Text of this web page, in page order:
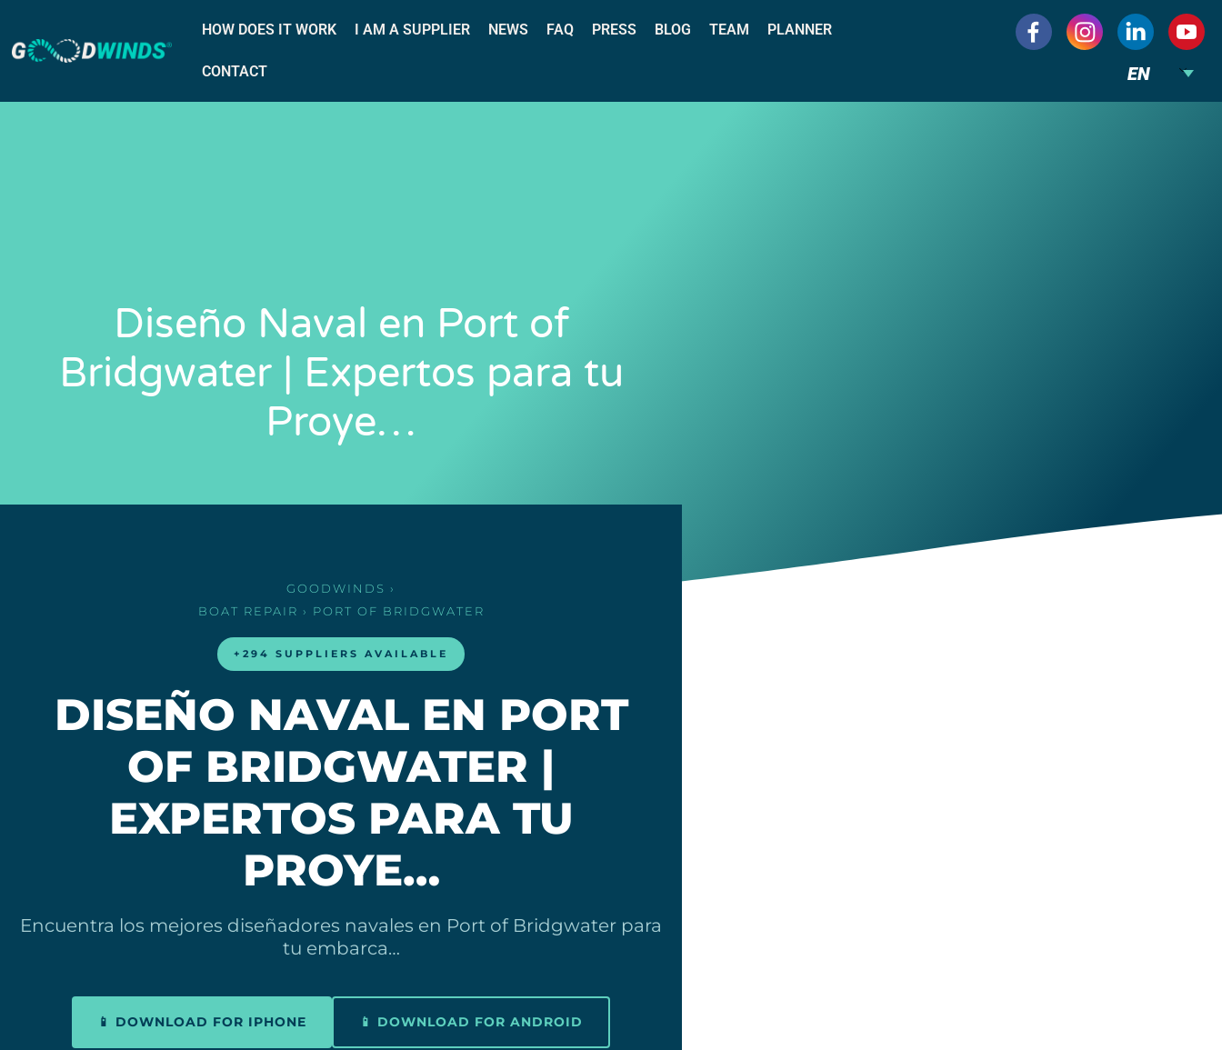
HOW DOES IT WORK I AM A SUPPLIER NEWS FAQ PRESS BLOG TEAM PLANNER
CONTACT EN
Diseño Naval en Port of
Bridgwater | Expertos para tu
Proye…
GOODWINDS ›
BOAT REPAIR › PORT OF BRIDGWATER
+294 SUPPLIERS AVAILABLE
DISEÑO NAVAL EN PORT
OF BRIDGWATER |
EXPERTOS PARA TU
PROYE…
Encuentra los mejores diseñadores navales en Port of Bridgwater para
tu embarca…
📱 DOWNLOAD FOR IPHONE 📱 DOWNLOAD FOR ANDROID